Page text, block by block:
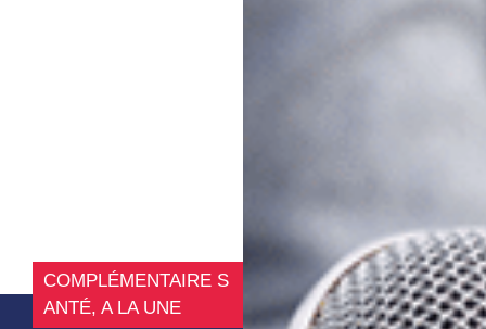
COMPLÉMENTAIRE S
ANTÉ, A LA UNE